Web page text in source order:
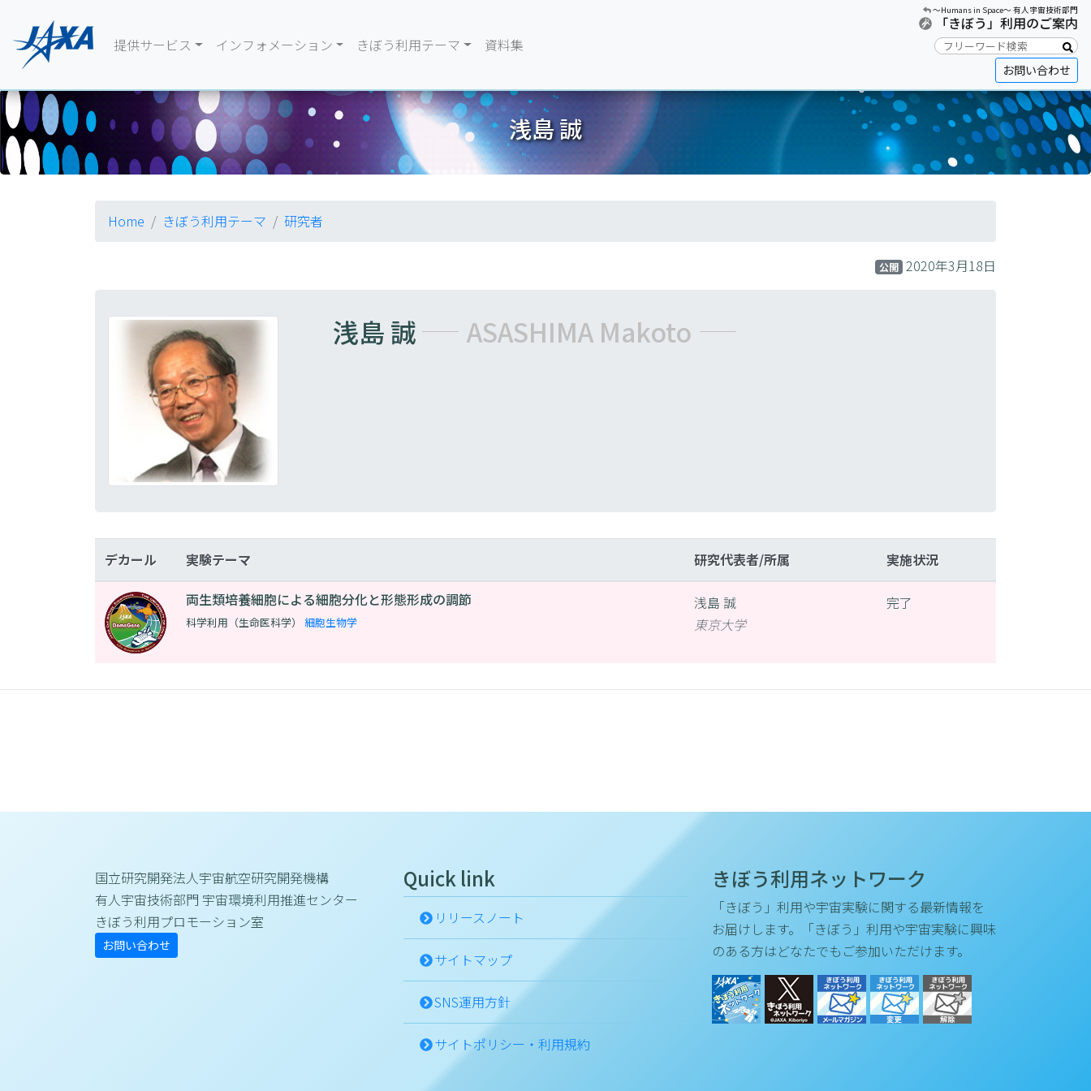
提供サービス インフォメーション きぼう利用テーマ 資料集
〜Humans in Space〜 有人宇宙技術部門
「きぼう」利用のご案内
お問い合わせ
浅島 誠
Home きぼう利用テーマ 研究者
公開 2020年3月18日
浅島 誠 ASASHIMA Makoto
デカール 実験テーマ 研究代表者/所属 実施状況
両生類培養細胞による細胞分化と形態形成の調節
科学利用（生命医科学） 細胞生物学
浅島 誠
東京大学
完了
国立研究開発法人宇宙航空研究開発機構
有人宇宙技術部門 宇宙環境利用推進センター
きぼう利用プロモーション室
お問い合わせ
Quick link
リリースノート
サイトマップ
SNS運用方針
サイトポリシー・利用規約
きぼう利用ネットワーク
「きぼう」利用や宇宙実験に関する最新情報を
お届けします。「きぼう」利用や宇宙実験に興味
のある方はどなたでもご参加いただけます。